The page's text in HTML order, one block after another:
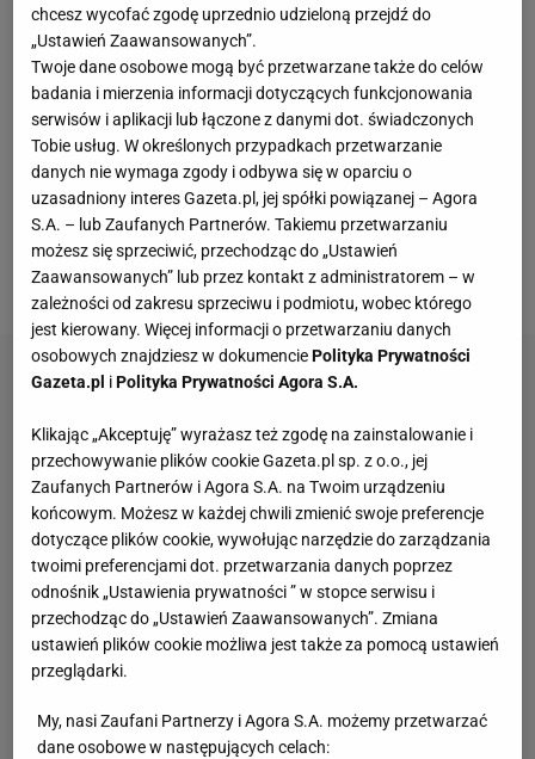
Cristiano Ronaldochce znów wygrać Ligę Mistrzów!
Portugalczyk ma już pięć zwycięstw w finale
Champions League , ale chce kolejnego triumfu.
Jeżeli nie uda mu się to w tym sezonie z
Juventusem, to spróbuje z innym zespołem. - Jeśli
Juventusznowu zawiedzie wLidze Mistrzów,
Ronaldo poszuka szczęścia w innym klubie -
informuje "La Gazzetta dello Sport".
chcesz wycofać zgodę uprzednio udzieloną przejdź do
„Ustawień Zaawansowanych”.
Twoje dane osobowe mogą być przetwarzane także do celów
badania i mierzenia informacji dotyczących funkcjonowania
serwisów i aplikacji lub łączone z danymi dot. świadczonych
Tobie usług. W określonych przypadkach przetwarzanie
danych nie wymaga zgody i odbywa się w oparciu o
uzasadniony interes Gazeta.pl, jej spółki powiązanej – Agora
S.A. – lub Zaufanych Partnerów. Takiemu przetwarzaniu
możesz się sprzeciwić, przechodząc do „Ustawień
Zaawansowanych” lub przez kontakt z administratorem – w
zależności od zakresu sprzeciwu i podmiotu, wobec którego
jest kierowany. Więcej informacji o przetwarzaniu danych
osobowych znajdziesz w dokumenciePolityka Prywatności
Gazeta.pl iPolityka Prywatności Agora S.A.
Klikając „Akceptuję” wyrażasz też zgodę na zainstalowanie i
przechowywanie plików cookie Gazeta.pl sp. z o.o., jej
Zaufanych Partnerów i Agora S.A. na Twoim urządzeniu
końcowym. Możesz w każdej chwili zmienić swoje preferencje
dotyczące plików cookie, wywołując narzędzie do zarządzania
twoimi preferencjami dot. przetwarzania danych poprzez
odnośnik „Ustawienia prywatności ” w stopce serwisu i
przechodząc do „Ustawień Zaawansowanych”. Zmiana
ustawień plików cookie możliwa jest także za pomocą ustawień
przeglądarki.
My, nasi Zaufani Partnerzy i Agora S.A. możemy przetwarzać
dane osobowe w następujących celach: